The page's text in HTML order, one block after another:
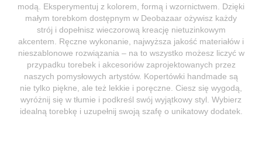
modą. Eksperymentuj z kolorem, formą i wzornictwem. Dzięki
małym torebkom dostępnym w Deobazaar ożywisz każdy
strój i dopełnisz wieczorową kreację nietuzinkowym
akcentem. Ręczne wykonanie, najwyższa jakość materiałów i
nieszablonowe rozwiązania – na to wszystko możesz liczyć w
przypadku torebek i akcesoriów zaprojektowanych przez
naszych pomysłowych artystów. Kopertówki handmade są
nie tylko piękne, ale też lekkie i poręczne. Ciesz się wygodą,
wyróżnij się w tłumie i podkreśl swój wyjątkowy styl. Wybierz
idealną torebkę i uzupełnij swoją szafę o unikatowy dodatek.